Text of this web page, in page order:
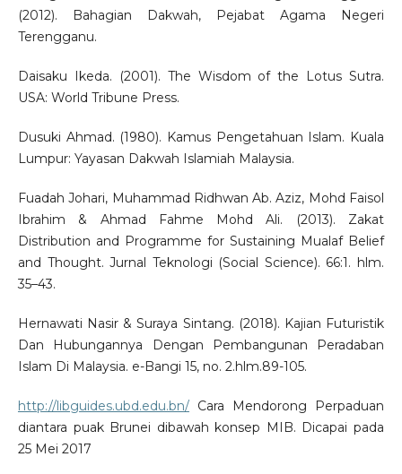
(2012). Bahagian Dakwah, Pejabat Agama Negeri
Terengganu.
Daisaku Ikeda. (2001). The Wisdom of the Lotus Sutra.
USA: World Tribune Press.
Dusuki Ahmad. (1980). Kamus Pengetahuan Islam. Kuala
Lumpur: Yayasan Dakwah Islamiah Malaysia.
Fuadah Johari, Muhammad Ridhwan Ab. Aziz, Mohd Faisol
Ibrahim & Ahmad Fahme Mohd Ali. (2013). Zakat
Distribution and Programme for Sustaining Mualaf Belief
and Thought. Jurnal Teknologi (Social Science). 66:1. hlm.
35–43.
Hernawati Nasir & Suraya Sintang. (2018). Kajian Futuristik
Dan Hubungannya Dengan Pembangunan Peradaban
Islam Di Malaysia. e-Bangi 15, no. 2.hlm.89-105.
http://libguides.ubd.edu.bn/Cara Mendorong Perpaduan
diantara puak Brunei dibawah konsep MIB. Dicapai pada
25 Mei 2017